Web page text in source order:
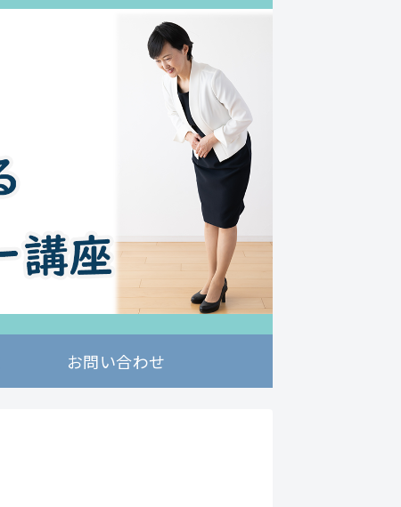
お問い合わせ